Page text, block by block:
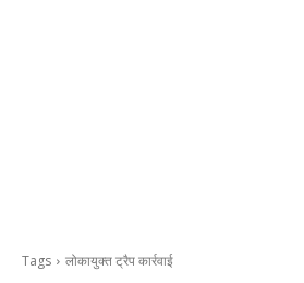
Tags लोकायुक्त ट्रैप कार्रवाई